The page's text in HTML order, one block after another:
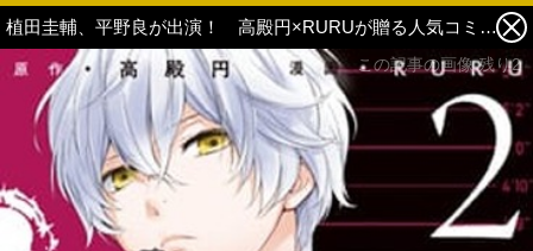
植田圭輔、平野良が出演！ 高殿円×RURUが贈る人気コミック『インフェルノ』の舞台配役が決定 3枚目の写真・画像
この記事の画像 残り2